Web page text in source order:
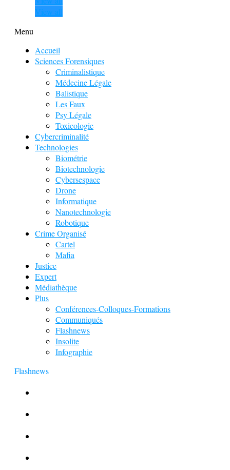
View all
Menu
Accueil
Sciences Forensiques
Criminalistique
Médecine Légale
Balistique
Les Faux
Psy Légale
Toxicologie
Cybercriminalité
Technologies
Biométrie
Biotechnologie
Cybersespace
Drone
Informatique
Nanotechnologie
Robotique
Crime Organisé
Cartel
Mafia
Justice
Expert
Médiathèque
Plus
Conférences-Colloques-Formations
Communiqués
Flashnews
Insolite
Infographie
Flashnews